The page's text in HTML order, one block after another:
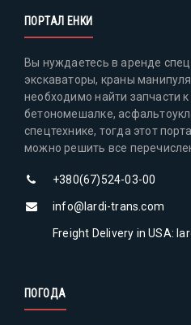
ПОРТАЛ ЕНКИ
Вы нуждаетесь в аренде
экскаваторы, краны
необходимо найти запчасти к
бетономешалке,
спецтехнике, тогда этот
можно решить все
+380(67)524-03-00
info@lardi-trans.com
Freight Delivery in USA:
ПОГОДА